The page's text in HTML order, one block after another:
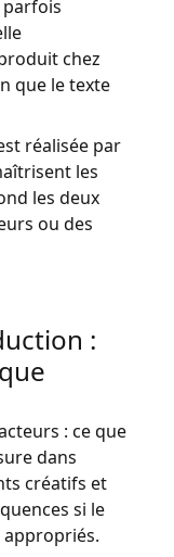
chez
que le texte
réalisée par
les
les deux
ou des
:
: ce que
dans
créatifs et
si le